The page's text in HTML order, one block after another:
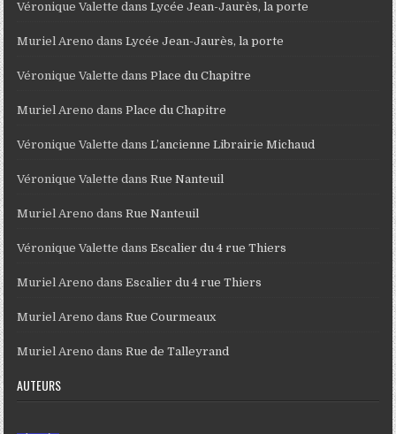
Véronique Valette dansLycée Jean-Jaurès, la porte
Muriel Areno dansLycée Jean-Jaurès, la porte
Véronique Valette dansPlace du Chapitre
Muriel Areno dansPlace du Chapitre
Véronique Valette dansL’ancienne Librairie Michaud
Véronique Valette dansRue Nanteuil
Muriel Areno dansRue Nanteuil
Véronique Valette dansEscalier du 4 rue Thiers
Muriel Areno dansEscalier du 4 rue Thiers
Muriel Areno dansRue Courmeaux
Muriel Areno dansRue de Talleyrand
AUTEURS